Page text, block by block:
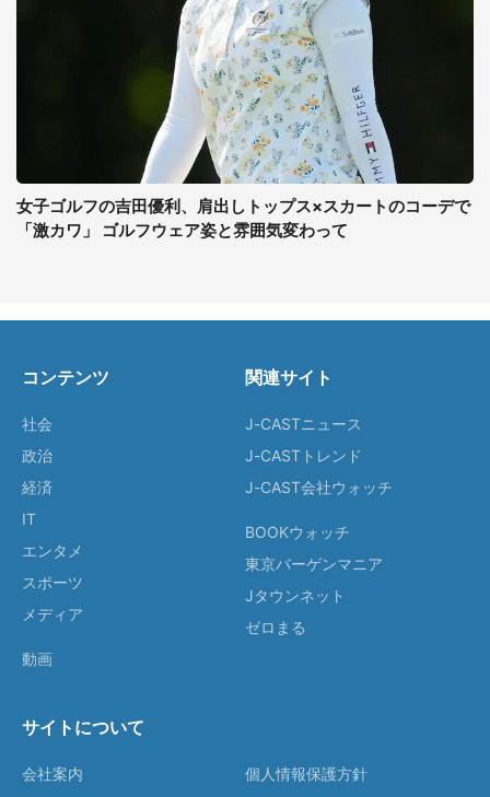
女子ゴルフの吉田優利、肩出しトップス×スカートのコーデで
「激カワ」 ゴルフウェア姿と雰囲気変わって
コンテンツ
社会
政治
経済
IT
エンタメ
スポーツ
メディア
動画
関連サイト
J-CASTニュース
J-CASTトレンド
J-CAST会社ウォッチ
BOOKウォッチ
東京バーゲンマニア
Jタウンネット
ゼロまる
サイトについて
会社案内
個人情報保護方針